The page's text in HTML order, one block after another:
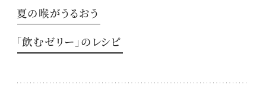
夏の喉がうるおう
「飲むゼリー」のレシピ